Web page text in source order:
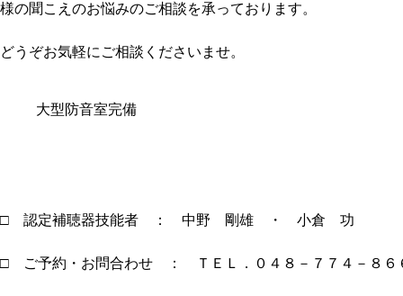
様の聞こえのお悩みのご相談を承っております。
どうぞお気軽にご相談くださいませ。
大型防音室完備
□ 認定補聴器技能者 ： 中野 剛雄 ・ 小倉 功
□ ご予約・お問合わせ ： ＴＥＬ．０４８－７７４－８６